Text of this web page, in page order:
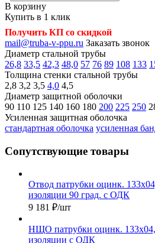
В корзину
Купить в 1 клик
Получить КП со скидкой
mail@truba-v-ppu.ru Заказать звонок
Диаметр стальной трубы
26,8 33,5 42,3 48,0 57 76 89 108 133
Толщина стенки стальной трубы
2,8 3,2 3,5 4,0 4,5
Диаметр защитной оболочки
90 110 125 140 160 180 200 225 250
Усиленная защитная оболочка
стандартная оболочка усиленная
Сопутствующие товары
Отвод патрубки оцинк.
изоляции 90 град. с ОДК
9 181 ₽/шт
НЩО патрубки оцинк.
изоляции с ОДК